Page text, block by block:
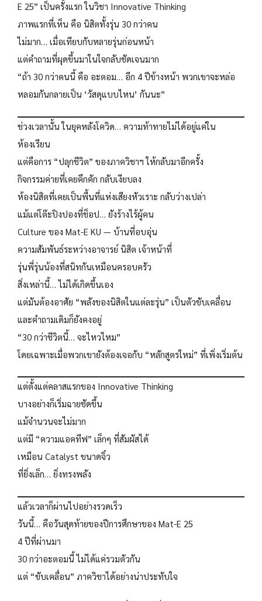
E 25” เป็นครั้งแรก ในวิชา Innovative Thinking
ภาพแรกที่เห็น คือ นิสิตทั้งรุ่น 30 กว่าคน
ไม่มาก… เมื่อเทียบกับหลายรุ่นก่อนหน้า
แต่คำถามที่ผุดขึ้นมาในใจกลับชัดเจนมาก
“ถ้า 30 กว่าคนนี้ คือ อะตอม… อีก 4 ปีข้างหน้า พวกเขาจะหล่อ
หลอมกันกลายเป็น ‘วัสดุแบบไหน’ กันนะ”
ช่วงเวลานั้น ในยุคหลังโควิด… ความท้าทายไม่ได้อยู่แค่ใน
ห้องเรียน
แต่คือการ “ปลุกชีวิต” ของภาควิชาฯ ให้กลับมาอีกครั้ง
กิจกรรมค่ายที่เคยคึกคัก กลับเงียบลง
ห้องนิสิตที่เคยเป็นพื้นที่แห่งเสียงหัวเราะ กลับว่างเปล่า
แม้แต่โต๊ะปิงปองที่ช็อป… ยังร้างไร้ผู้คน
Culture ของ Mat-E KU — บ้านที่อบอุ่น
ความสัมพันธ์ระหว่างอาจารย์ นิสิต เจ้าหน้าที่
รุ่นพี่รุ่นน้องที่สนิทกันเหมือนครอบครัว
สิ่งเหล่านี้… ไม่ได้เกิดขึ้นเอง
แต่มันต้องอาศัย “พลังของนิสิตในแต่ละรุ่น” เป็นตัวขับเคลื่อน
และคำถามเดิมก็ยังคงอยู่
“30 กว่าชีวิตนี้… จะไหวไหม”
โดยเฉพาะเมื่อพวกเขายังต้องเจอกับ “หลักสูตรใหม่” ที่เพิ่งเริ่มต้น
แต่ตั้งแต่คลาสแรกของ Innovative Thinking
บางอย่างก็เริ่มฉายชัดขึ้น
แม้จำนวนจะไม่มาก
แต่มี “ความแอคทีฟ” เล็กๆ ที่สัมผัสได้
เหมือน Catalyst ขนาดจิ๋ว
ที่ยิ่งเล็ก… ยิ่งทรงพลัง
แล้วเวลาก็ผ่านไปอย่างรวดเร็ว
วันนี้… คือวันสุดท้ายของปีการศึกษาของ Mat-E 25
4 ปีที่ผ่านมา
30 กว่าอะตอมนี้ ไม่ได้แค่รวมตัวกัน
แต่ “ขับเคลื่อน” ภาควิชาได้อย่างน่าประทับใจ